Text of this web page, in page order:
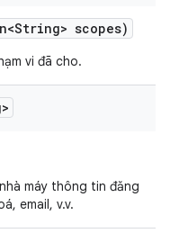
scopes)
vi đã cho.
máy thông tin đăng
email, v.v.